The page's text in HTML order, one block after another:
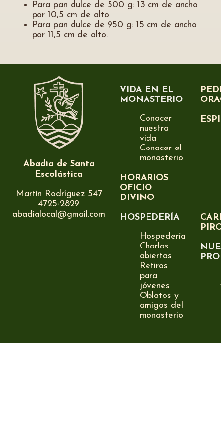
Para pan dulce de 500 g: 13 cm de ancho
por 10,5 cm de alto.
Para pan dulce de 950 g: 15 cm de ancho
por 11,5 cm de alto.
Abadía de Santa
Escolástica
Martín Rodríguez 547
4725-2829
abadialocal@gmail.com
VIDA EN EL
MONASTERIO
Conocer
nuestra
vida
Conocer el
monasterio
HORARIOS
OFICIO
DIVINO
HOSPEDERÍA
Hospedería
Charlas
abiertas
Retiros
para
jóvenes
Oblatos y
amigos del
monasterio